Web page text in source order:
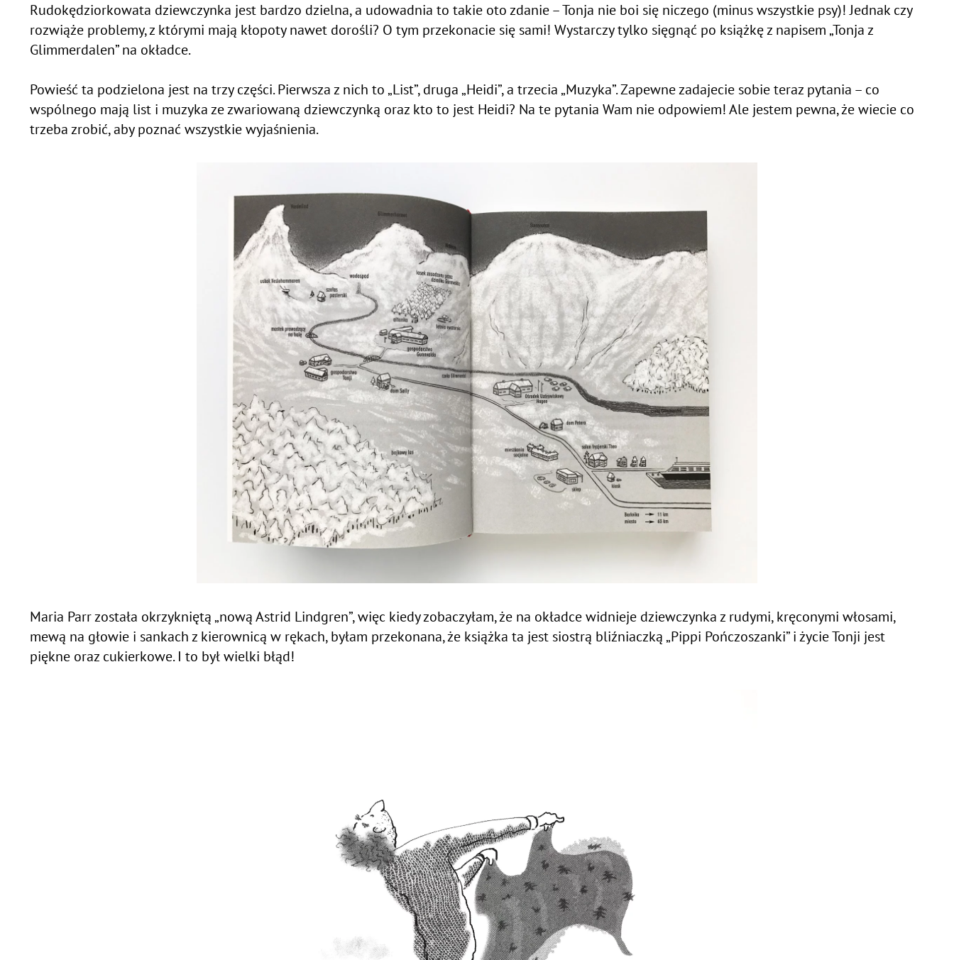
Rudokędziorkowata dziewczynka jest bardzo dzielna, a udowadnia to takie oto zdanie – Tonja nie boi się niczego (minus wszystkie psy)! Jednak czy
rozwiąże problemy, z którymi mają kłopoty nawet dorośli? O tym przekonacie się sami! Wystarczy tylko sięgnąć po książkę z napisem „Tonja z
Glimmerdalen” na okładce.
Powieść ta podzielona jest na trzy części. Pierwsza z nich to „List”, druga „Heidi”, a trzecia „Muzyka”. Zapewne zadajecie sobie teraz pytania – co
wspólnego mają list i muzyka ze zwariowaną dziewczynką oraz kto to jest Heidi? Na te pytania Wam nie odpowiem! Ale jestem pewna, że wiecie co
trzeba zrobić, aby poznać wszystkie wyjaśnienia.
Maria Parr została okrzykniętą „nową Astrid Lindgren”, więc kiedy zobaczyłam, że na okładce widnieje dziewczynka z rudymi, kręconymi włosami,
mewą na głowie i sankach z kierownicą w rękach, byłam przekonana, że książka ta jest siostrą bliźniaczką „Pippi Pończoszanki” i życie Tonji jest
piękne oraz cukierkowe. I to był wielki błąd!